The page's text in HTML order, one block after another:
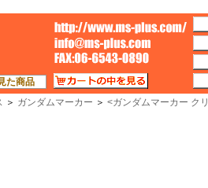
＞ ガンダムマーカー ＞ <ガンダムマーカー ク
た商品
カートの中を